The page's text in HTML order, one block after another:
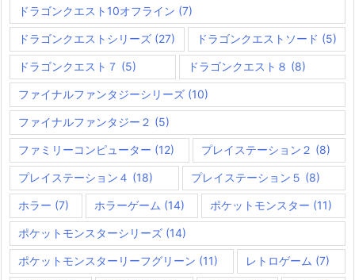
ドラゴンクエスト10オフライン (7)
ドラゴンクエストシリーズ (27) ドラゴンクエストソード (5)
ドラゴンクエスト７ (5) ドラゴンクエスト８ (8)
ファイナルファンタジーシリーズ (10)
ファイナルファンタジー２ (5)
ファミリーコンピューター (12) プレイステーション２ (8)
プレイステーション４ (18) プレイステーション５ (8)
ホラー (7) ホラーゲーム (14) ポケットモンスター (11)
ポケットモンスターシリーズ (14)
ポケットモンスターリーフグリーン (11) レトロゲーム (7)